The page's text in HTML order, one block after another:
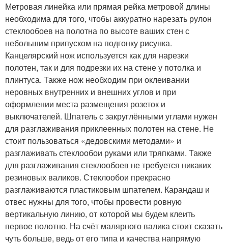
Метровая линейка или прямая рейка метровой длины
необходима для того, чтобы аккуратно нарезать рулон
стеклообоев на полотна по высоте ваших стен с
небольшим припуском на подгонку рисунка.
Канцелярский нож используется как для нарезки
полотен, так и для подрезки их на стене у потолка и
плинтуса. Также нож необходим при оклеивании
неровных внутренних и внешних углов и при
оформлении места размещения розеток и
выключателей. Шпатель с закруглёнными углами нужен
для разглаживания приклеенных полотен на стене. Не
стоит пользоваться «дедовскими методами» и
разглаживать стеклообои руками или тряпками. Также
для разглаживания стеклообоев не требуется никаких
резиновых валиков. Стеклообои прекрасно
разглаживаются пластиковым шпателем. Карандаш и
отвес нужны для того, чтобы провести ровную
вертикальную линию, от которой мы будем клеить
первое полотно. На счёт малярного валика стоит сказать
чуть больше, ведь от его типа и качества напрямую